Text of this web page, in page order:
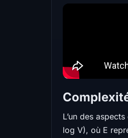
L’un des
log V), où E